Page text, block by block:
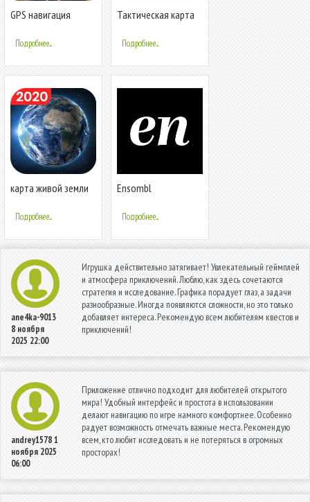
GPS навигация
карта & Спидометр
Подробнее...
Тактическая карта
Подробнее...
карта живой земли
Подробнее...
Ensombl
Подробнее...
ane4ka-9013
8 ноября
2025 22:00
Игрушка действительно затягивает! Увлекательный геймплей
и атмосфера приключений. Люблю, как здесь сочетаются
стратегия и исследование. Графика порадует глаз, а задачи
разнообразные. Иногда появляются сложности, но это только
добавляет интереса. Рекомендую всем любителям квестов и
приключений!
andrey15781
ноября 2025
06:00
Приложение отлично подходит для любителей открытого
мира! Удобный интерфейс и простота в использовании
делают навигацию по игре намного комфортнее. Особенно
радует возможность отмечать важные места. Рекомендую
всем, кто любит исследовать и не потеряться в огромных
просторах!